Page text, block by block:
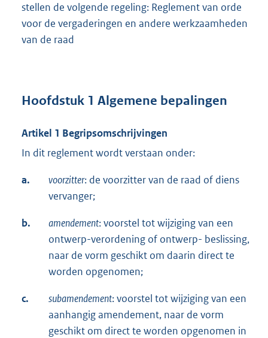
stellen de volgende regeling: Reglement van orde
voor de vergaderingen en andere werkzaamheden
van de raad
Hoofdstuk 1 Algemene bepalingen
Artikel 1 Begripsomschrijvingen
In dit reglement wordt verstaan onder:
a. voorzitter: de voorzitter van de raad of diens
vervanger;
b. amendement: voorstel tot wijziging van een
ontwerp-verordening of ontwerp- beslissing,
naar de vorm geschikt om daarin direct te
worden opgenomen;
c. subamendement: voorstel tot wijziging van een
aanhangig amendement, naar de vorm
geschikt om direct te worden opgenomen in